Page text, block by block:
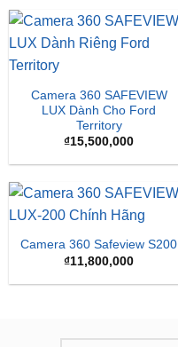
Camera 360 SAFEVIEW
LUX Dành Cho Ford
Territory
₫15,500,000
Camera 360 Safeview S200
₫11,800,000